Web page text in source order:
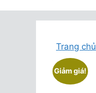
Trang chủ
Giảm giá!